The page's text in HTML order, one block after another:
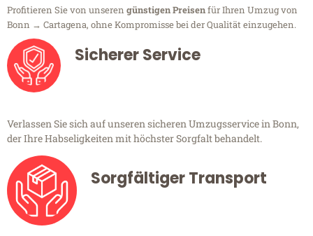
Profitieren Sie von unseren günstigen Preisenfür Ihren Umzug von
Bonn → Cartagena, ohne Kompromisse bei der Qualität einzugehen.
Sicherer Service
Verlassen Sie sich auf unseren sicheren Umzugsservice in Bonn,
der Ihre Habseligkeiten mit höchster Sorgfalt behandelt.
Sorgfältiger Transport